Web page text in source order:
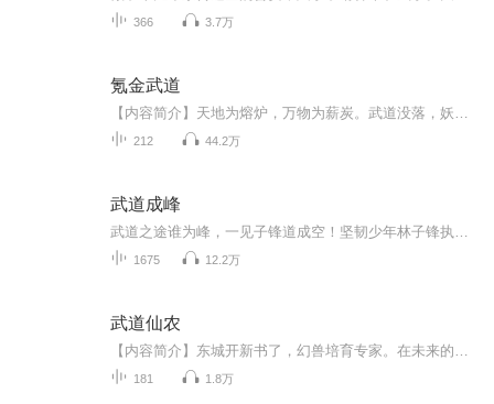
366 3.7万
氪金武道
212 44.2万
武道成峰
1675 12.2万
武道仙农
181 1.8万